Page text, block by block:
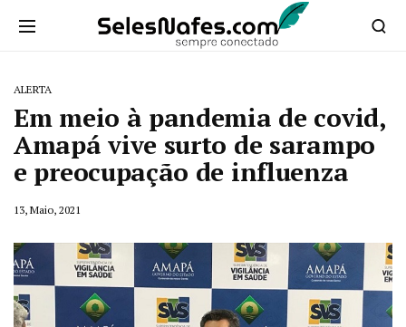
ALERTA
Em meio à pandemia de covid,
Amapá vive surto de sarampo
e preocupação de influenza
13, Maio, 2021